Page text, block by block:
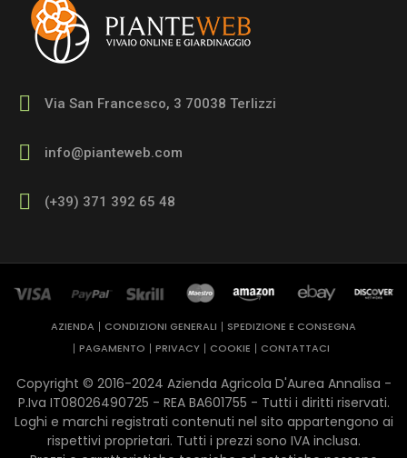
Via San Francesco, 3 70038 Terlizzi
info@pianteweb.com
(+39) 371 392 65 48
AZIENDA CONDIZIONI GENERALI
SPEDIZIONE E CONSEGNA
PAGAMENTO
PRIVACY COOKIE CONTATTACI
Copyright © 2016-2024 Azienda Agricola D'Aurea Annalisa -
P.Iva IT08026490725 - REA ​BA601755 - Tutti i diritti riservati.
Loghi e marchi registrati contenuti nel sito appartengono ai
rispettivi proprietari. Tutti i prezzi sono IVA inclusa.